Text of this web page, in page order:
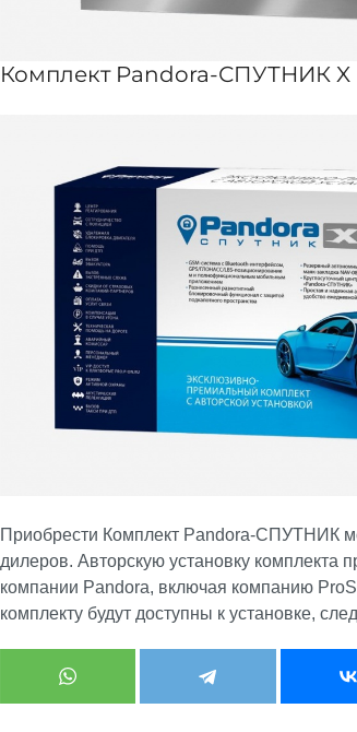
Комплект Pandora-СПУТНИК X
Приобрести Комплект Pandora-СПУТНИК
дилеров. Авторскую установку комплекта
компании Pandora, включая компанию
комплекту будут доступны к установке,